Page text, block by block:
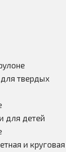
твердых
для детей
и круговая